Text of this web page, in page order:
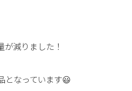
が減りました！
となっています😃